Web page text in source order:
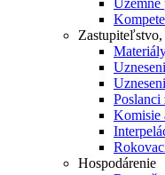
Územné
Poslanci
Komisie
Hospodárenie